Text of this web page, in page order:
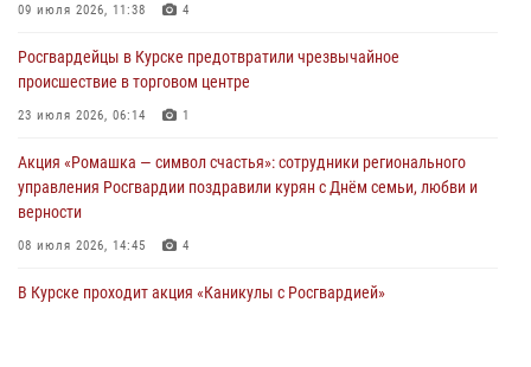
В Курской области росгвардейцы за прошедшую неделю совершили
27 июля 2026, 09:24
09 июля 2026, 11:38 4
Росгвардейцы в Курске предотвратили чрезвычайное
происшествие в торговом центре
23 июля 2026, 06:14 1
Акция «Ромашка — символ счастья»: сотрудники регионального
управления Росгвардии поздравили курян с Днём семьи, любви и
верности
08 июля 2026, 14:45 4
В Курске проходит акция «Каникулы с Росгвардией»